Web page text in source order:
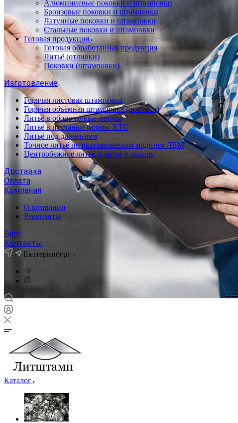
Алюминиевые поковки и штамповки
Бронзовые поковки и штамповки
Латунные поковки и штамповки
Стальные поковки и штамповки
Готовая продукция
Готовая обработанная продукция
Литьё (отливки)
Поковки (штамповки)
Изготовление
Горячая листовая штамповка
Горячая объёмная штамповка (поковки)
Литьё в оболочковые формы
Литьё в песчаные формы ХТС
Литьё под давлением
Точное литьё по выплавляемым моделям ЛВМ
Центробежное литьё и литьё в кокиль
Доставка
Оплата
Компания
О компании
Реквизиты
Блог
Контакты
Екатеринбург
Каталог